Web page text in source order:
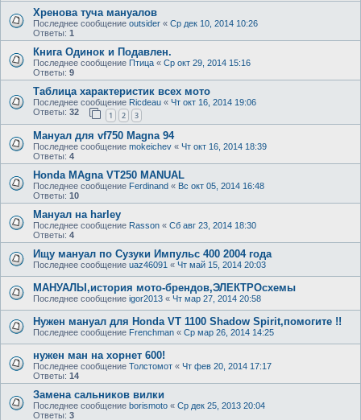
Хренова туча мануалов
Последнее сообщение outsider « Ср дек 10, 2014 10:26
Ответы: 1
Книга Одинок и Подавлен.
Последнее сообщение Птица « Ср окт 29, 2014 15:16
Ответы: 9
Таблица характеристик всех мото
Последнее сообщение Ricdeau « Чт окт 16, 2014 19:06
Ответы: 32 1 2 3
Мануал для vf750 Magna 94
Последнее сообщение mokeichev « Чт окт 16, 2014 18:39
Ответы: 4
Honda MAgna VT250 MANUAL
Последнее сообщение Ferdinand « Вс окт 05, 2014 16:48
Ответы: 10
Мануал на harley
Последнее сообщение Rasson « Сб авг 23, 2014 18:30
Ответы: 4
Ищу мануал по Сузуки Импульс 400 2004 года
Последнее сообщение uaz46091 « Чт май 15, 2014 20:03
МАНУАЛЫ,история мото-брендов,ЭЛЕКТРОсхемы
Последнее сообщение igor2013 « Чт мар 27, 2014 20:58
Нужен мануал для Нonda VT 1100 Shadow Spirit,помогите !!
Последнее сообщение Frenchman « Ср мар 26, 2014 14:25
нужен ман на хорнет 600!
Последнее сообщение Толстомот « Чт фев 20, 2014 17:17
Ответы: 14
Замена сальников вилки
Последнее сообщение borismoto « Ср дек 25, 2013 20:04
Ответы: 3